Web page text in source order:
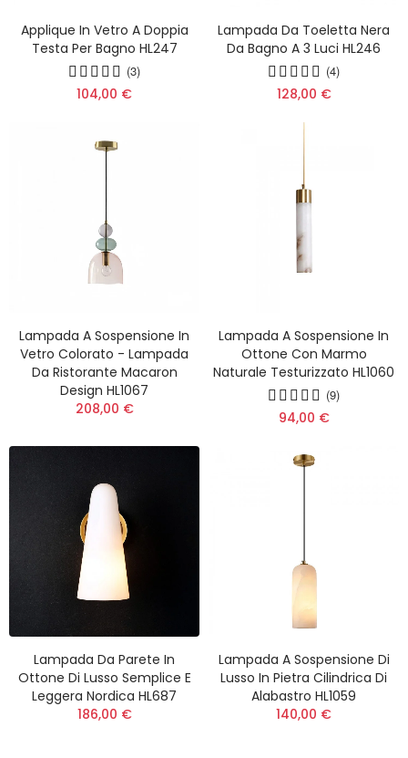
Applique In Vetro A Doppia
Testa Per Bagno HL247
(3)
104,00 €
Lampada Da Toeletta Nera
Da Bagno A 3 Luci HL246
(4)
128,00 €
Lampada A Sospensione In
Vetro Colorato - Lampada
Da Ristorante Macaron
Design HL1067
208,00 €
Lampada A Sospensione In
Ottone Con Marmo
Naturale Testurizzato HL1060
(9)
94,00 €
Lampada Da Parete In
Ottone Di Lusso Semplice E
Leggera Nordica HL687
186,00 €
Lampada A Sospensione Di
Lusso In Pietra Cilindrica Di
Alabastro HL1059
140,00 €